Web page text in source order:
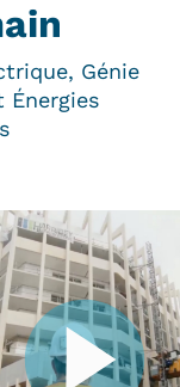
Génie